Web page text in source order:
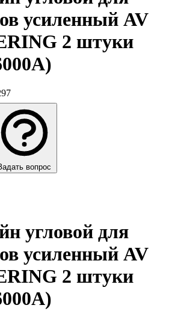
усиленный AV
2 штуки
вопрос
угловой для
усиленный AV
2 штуки